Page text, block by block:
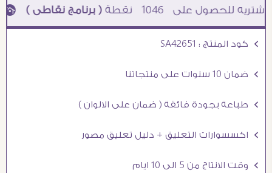
1046 نقطة( برنامج نقاطى )à خصم 5% للعملاء الجدد à شحن مجانى عند الشراء ب 4000 جنيه à
Ö كود المنتج : SA42651
Ö ضمان 10 سنوات على منتجاتنا
Ö طباعة بجودة فائقة ( ضمان على الالوان )
Ö اكسسوارات التعليق + دليل تعليق مصور
Ö وقت الانتاج من 5 الى 10 ايام